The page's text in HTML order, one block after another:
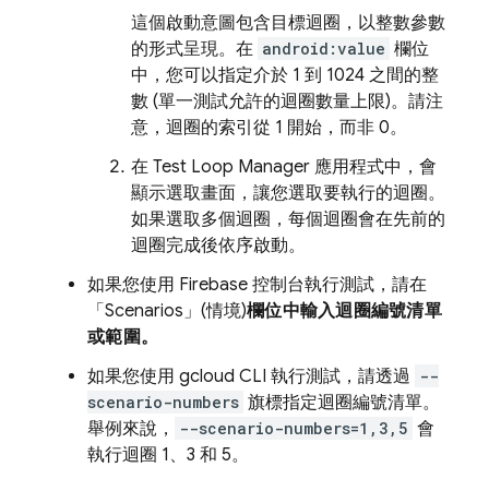
這個啟動意圖包含目標迴圈，以整數參數
的形式呈現。在 android:value 欄位
中，您可以指定介於 1 到 1024 之間的整
數 (單一測試允許的迴圈數量上限)。請注
意，迴圈的索引從 1 開始，而非 0。
在 Test Loop Manager 應用程式中，會
顯示選取畫面，讓您選取要執行的迴圈。
如果選取多個迴圈，每個迴圈會在先前的
迴圈完成後依序啟動。
如果您使用 Firebase 控制台執行測試，請在
「Scenarios」(情境)欄位中輸入迴圈編號清單
或範圍。
如果您使用 gcloud CLI 執行測試，請透過 --
scenario-numbers 旗標指定迴圈編號清單。
舉例來說，
--scenario-numbers=1,3,5 會
執行迴圈 1、3 和 5。